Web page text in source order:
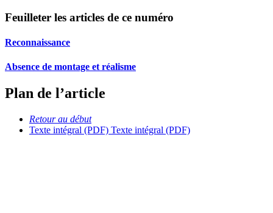
Feuilleter les articles de ce numéro
Reconnaissance
Absence de montage et réalisme
Plan de l’article
Retour au début
Texte intégral (PDF) Texte intégral (PDF)